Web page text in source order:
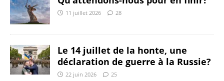
11 juillet 2026 28
Le 14 juillet de la honte, une
déclaration de guerre à la Russie?
22 juin 2026 25